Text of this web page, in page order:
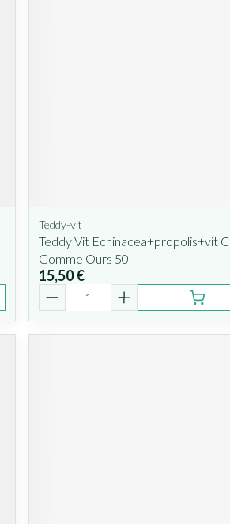
Teddy-vit
Teddy Vit Echinacea+propolis+vit C
Gomme Ours 50
15,50 €
Quantité